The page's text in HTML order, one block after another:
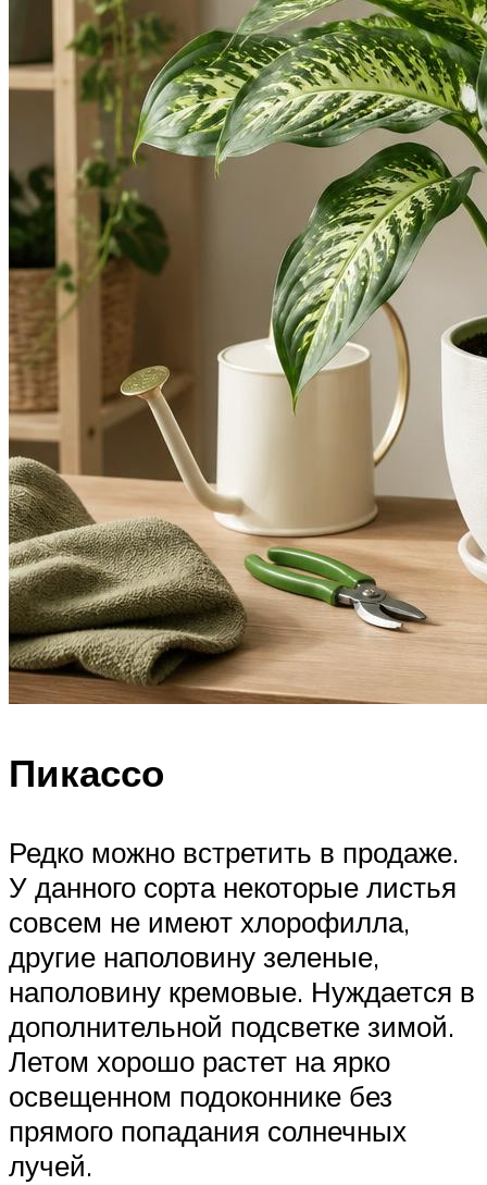
Пикассо
Редко можно встретить в продаже.
У данного сорта некоторые листья
совсем не имеют хлорофилла,
другие наполовину зеленые,
наполовину кремовые. Нуждается в
дополнительной подсветке зимой.
Летом хорошо растет на ярко
освещенном подоконнике без
прямого попадания солнечных
лучей.